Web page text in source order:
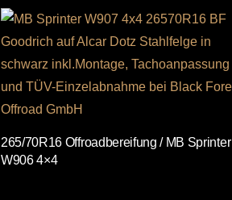
265/70R16 Offroadbereifung / MB Sprinter
W906 4×4